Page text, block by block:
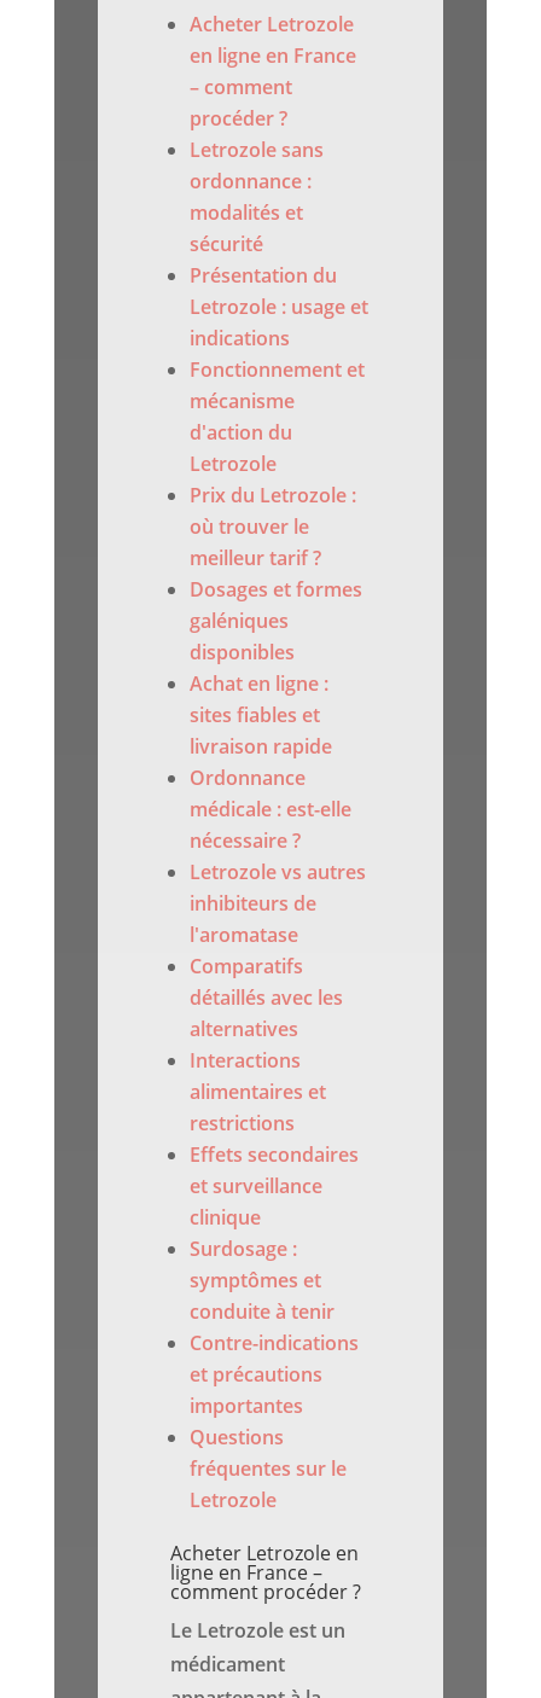
Acheter Letrozole
en ligne en France
– comment
procéder ?
Letrozole sans
ordonnance :
modalités et
sécurité
Présentation du
Letrozole : usage et
indications
Fonctionnement et
mécanisme
d'action du
Letrozole
Prix du Letrozole :
où trouver le
meilleur tarif ?
Dosages et formes
galéniques
disponibles
Achat en ligne :
sites fiables et
livraison rapide
Ordonnance
médicale : est-elle
nécessaire ?
Letrozole vs autres
inhibiteurs de
l'aromatase
Comparatifs
détaillés avec les
alternatives
Interactions
alimentaires et
restrictions
Effets secondaires
et surveillance
clinique
Surdosage :
symptômes et
conduite à tenir
Contre-indications
et précautions
importantes
Questions
fréquentes sur le
Letrozole
Acheter Letrozole en
ligne en France –
comment procéder ?
Le Letrozole est un
médicament